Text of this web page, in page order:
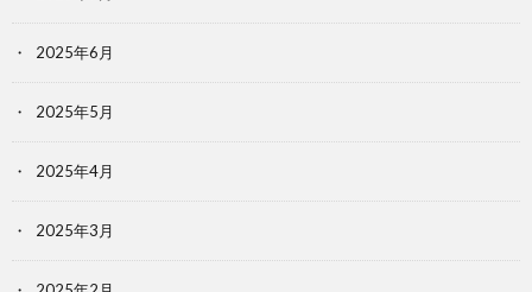
2025年6月
2025年5月
2025年4月
2025年3月